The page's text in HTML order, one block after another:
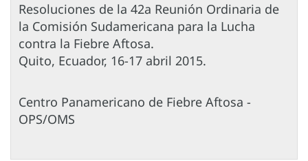
Resoluciones de la 42a Reunión Ordinaria de
la Comisión Sudamericana para la Lucha
contra la Fiebre Aftosa.
Quito, Ecuador, 16-17 abril 2015.
Centro Panamericano de Fiebre Aftosa -
OPS/OMS